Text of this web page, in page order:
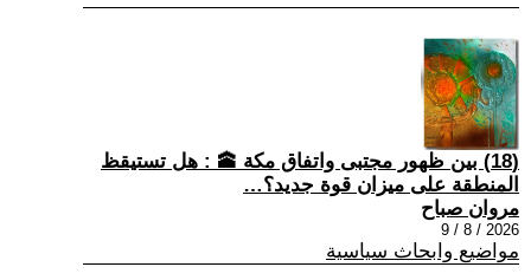
(18) بين ظهور مجتبى واتفاق مكة 🕋 : هل تستيقظ
المنطقة على ميزان قوة جديد؟…
مروان صباح
2026 / 8 / 9
مواضيع وابحاث سياسية